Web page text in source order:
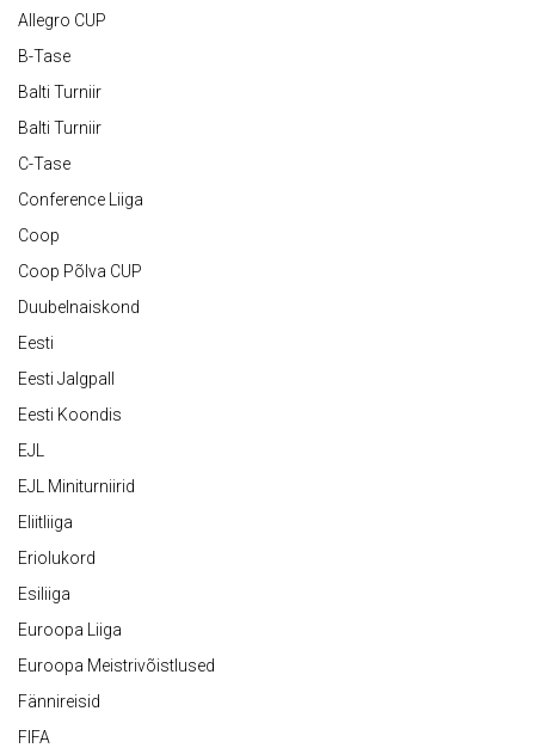
Allegro CUP
B-Tase
Balti Turniir
Balti Turniir
C-Tase
Conference Liiga
Coop
Coop Põlva CUP
Duubelnaiskond
Eesti
Eesti Jalgpall
Eesti Koondis
EJL
EJL Miniturniirid
Eliitliiga
Eriolukord
Esiliiga
Euroopa Liiga
Euroopa Meistrivõistlused
Fännireisid
FIFA